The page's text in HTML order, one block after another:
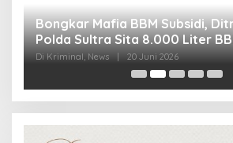
Bongkar Mafia BBM Subsidi,
Polda Sultra Sita 8.000 Liter
Ringkus 3 Tersangka
Di Kriminal, News 20 Juni 2026